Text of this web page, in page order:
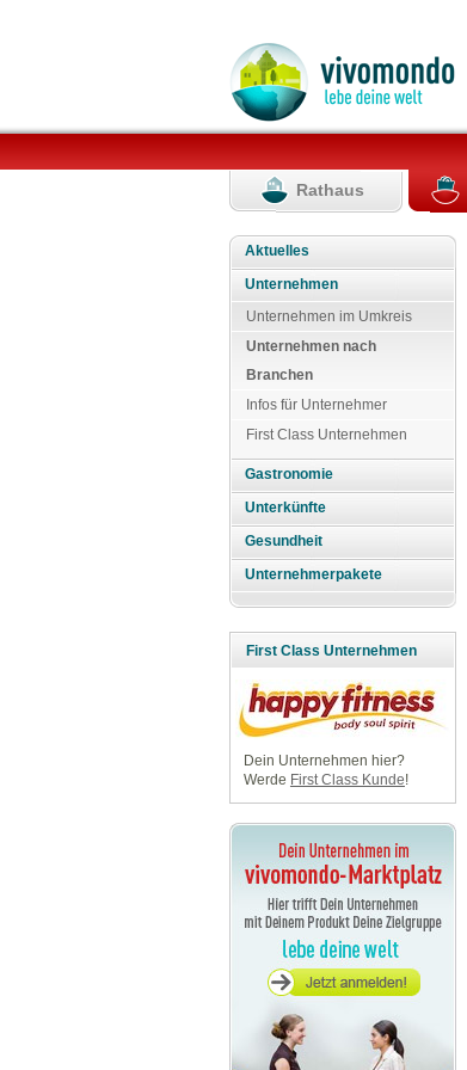
Rathaus
Aktuelles
Unternehmen
Unternehmen im Umkreis
Unternehmen nach
Branchen
Infos für Unternehmer
First Class Unternehmen
Gastronomie
Unterkünfte
Gesundheit
Unternehmerpakete
First Class Unternehmen
Dein Unternehmen hier?
Werde First Class Kunde!